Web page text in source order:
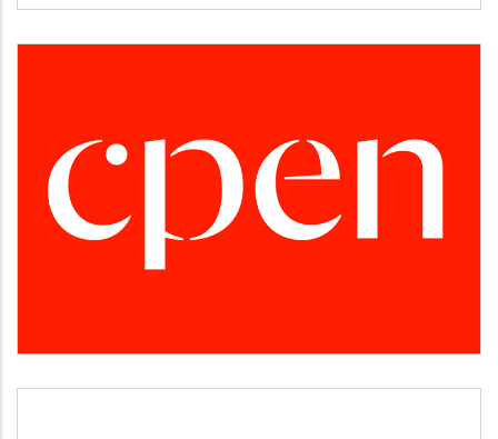
CPEN
Desarrollo empresarial